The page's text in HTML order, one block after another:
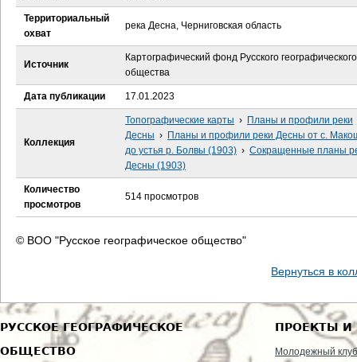
с
ь
Территориальный
охват
река Десна, Черниговская область
Источник
Картографический фонд Русского географического
общества
Дата публикации 17.01.2023
Коллекция
Топографические карты › Планы и профили реки
Десны › Планы и профили реки Десны от с.
до устья р. Болвы (1903) › Сокращенные планы
Десны (1903)
Количество
просмотров
514 просмотров
© ВОО "Русское географическое общество"
Вернуться в
РУССКОЕ ГЕОГРАФИЧЕСКОЕ
ОБЩЕСТВО
ПРОЕКТЫ И
Молодежный клуб